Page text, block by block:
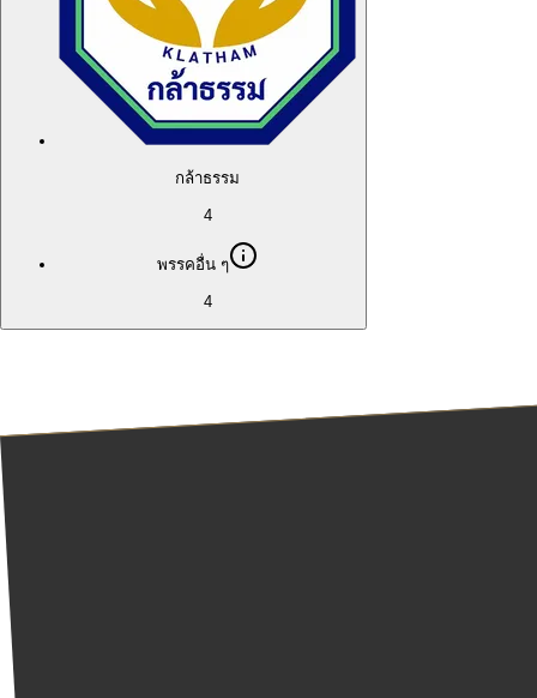
กล้าธรรม
4
พรรคอื่น ๆ
4